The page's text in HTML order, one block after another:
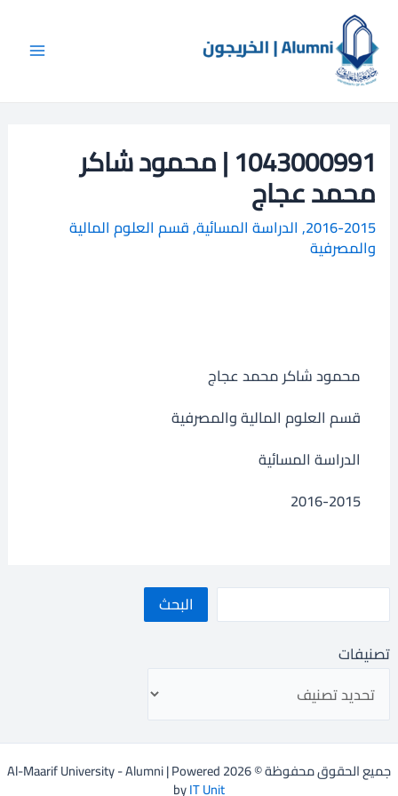
المحتوى
البحث
تصنيفات
1043000991 | محمود شاكر
محمد عجاج
2016-2015
, الدراسة المسائية,قسم العلوم المالية
والمصرفية
محمود شاكر محمد عجاج
قسم العلوم المالية والمصرفية
الدراسة المسائية
2016-2015
جميع الحقوق محفوظة © 2026 Al-Maarif University - Alumni | Powered
byIT Unit